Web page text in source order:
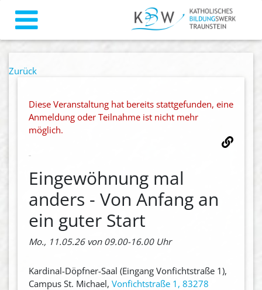
Zurück
Diese Veranstaltung hat bereits stattgefunden, eine
Anmeldung oder Teilnahme ist nicht mehr
möglich.
Eingewöhnung mal
anders - Von Anfang an
ein guter Start
Mo., 11.05.26 von 09.00-16.00 Uhr
Kardinal-Döpfner-Saal (Eingang Vonfichtstraße 1),
Campus St. Michael, Vonfichtstraße 1, 83278